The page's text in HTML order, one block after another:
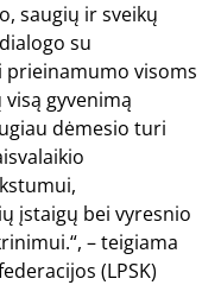
saugių ir sveikų
su
visoms
gyvenimą
dėmesio turi
įstaigų bei vyresnio
– teigiama
(LPSK)